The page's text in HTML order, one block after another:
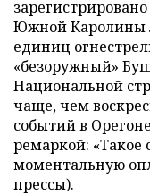
Южной Каролины
единиц
«безоружный»
Национальной
чаще, чем
событий в
ремаркой: «Такое
моментальную
прессы).